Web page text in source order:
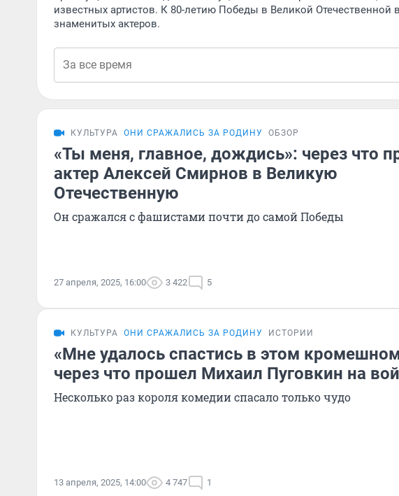
известных артистов. К 80-летию Победы в Великой
знаменитых актеров.
КУЛЬТУРА ОНИ СРАЖАЛИСЬ ЗА РОДИНУ ОБЗОР
«Ты меня, главное, дождись»: через что
актер Алексей Смирнов в Великую
Отечественную
Он сражался с фашистами почти до самой Победы
27 апреля, 2025, 16:00 3 422 5
КУЛЬТУРА ОНИ СРАЖАЛИСЬ ЗА РОДИНУ ИСТОРИИ
«Мне удалось спастись в этом
через что прошел Михаил Пуговкин на
Несколько раз короля комедии спасало только чудо
13 апреля, 2025, 14:00 4 747 1